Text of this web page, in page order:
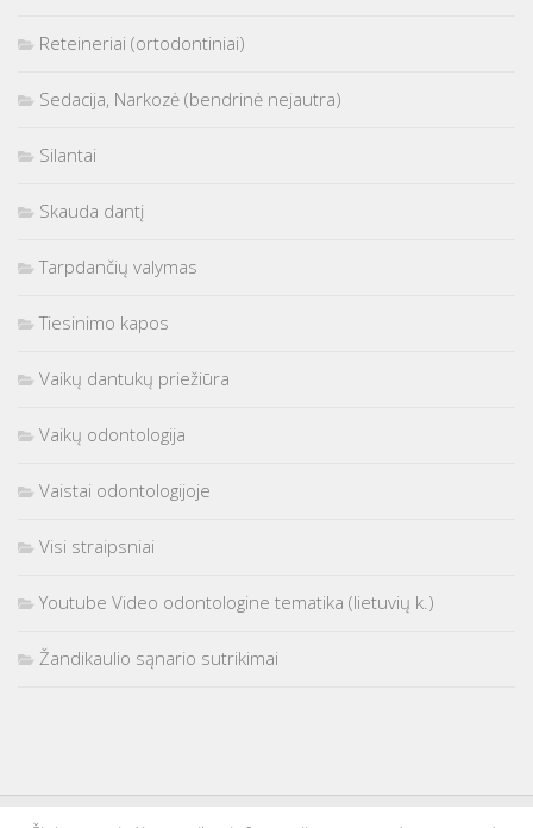
Reteineriai (ortodontiniai)
Sedacija, Narkozė (bendrinė nejautra)
Silantai
Skauda dantį
Tarpdančių valymas
Tiesinimo kapos
Vaikų dantukų priežiūra
Vaikų odontologija
Vaistai odontologijoje
Visi straipsniai
Youtube Video odontologine tematika (lietuvių k.)
Žandikaulio sąnario sutrikimai